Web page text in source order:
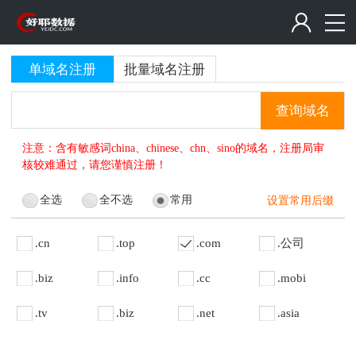
单域名注册 批量域名注册
查询域名
注意：含有敏感词china、chinese、chn、sino的域名，注册局审
核较难通过，请您谨慎注册！
全选 全不选 常用 设置常用后缀
.cn .top .com .公司
.biz .info .cc .mobi
.tv .biz .net .asia